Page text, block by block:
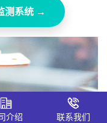
测系统 →
介绍 联系我们